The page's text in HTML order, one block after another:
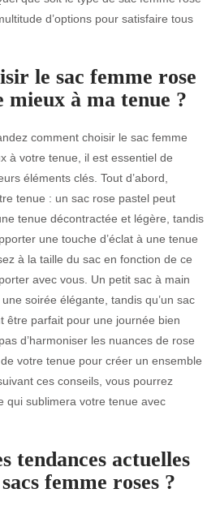
d’options pour satisfaire tous
le sac femme rose
mieux à ma tenue ?
comment choisir le sac femme
à votre tenue, il est essentiel de
éléments clés. Tout d’abord,
tenue : un sac rose pastel peut
tenue décontractée et légère, tandis
une touche d’éclat à une tenue
à la taille du sac en fonction de ce
avec vous. Un petit sac à main
soirée élégante, tandis qu’un sac
être parfait pour une journée bien
d’harmoniser les nuances de rose
votre tenue pour créer un ensemble
ces conseils, vous pourrez
qui sublimera votre tenue avec
tendances actuelles
femme roses ?